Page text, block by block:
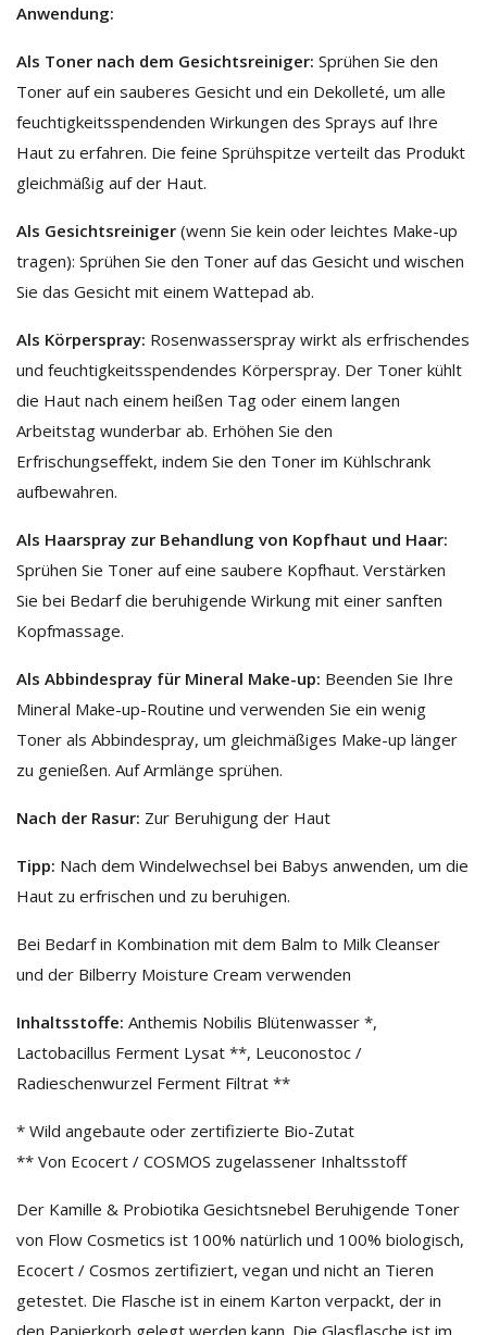
Anwendung:
Als Toner nach dem Gesichtsreiniger: Sprühen Sie den
Toner auf ein sauberes Gesicht und ein Dekolleté, um alle
feuchtigkeitsspendenden Wirkungen des Sprays auf Ihre
Haut zu erfahren. Die feine Sprühspitze verteilt das Produkt
gleichmäßig auf der Haut.
Als Gesichtsreiniger (wenn Sie kein oder leichtes Make-up
tragen): Sprühen Sie den Toner auf das Gesicht und wischen
Sie das Gesicht mit einem Wattepad ab.
Als Körperspray: Rosenwasserspray wirkt als erfrischendes
und feuchtigkeitsspendendes Körperspray. Der Toner kühlt
die Haut nach einem heißen Tag oder einem langen
Arbeitstag wunderbar ab. Erhöhen Sie den
Erfrischungseffekt, indem Sie den Toner im Kühlschrank
aufbewahren.
Als Haarspray zur Behandlung von Kopfhaut und Haar:
Sprühen Sie Toner auf eine saubere Kopfhaut. Verstärken
Sie bei Bedarf die beruhigende Wirkung mit einer sanften
Kopfmassage.
Als Abbindespray für Mineral Make-up: Beenden Sie Ihre
Mineral Make-up-Routine und verwenden Sie ein wenig
Toner als Abbindespray, um gleichmäßiges Make-up länger
zu genießen. Auf Armlänge sprühen.
Nach der Rasur: Zur Beruhigung der Haut
Tipp: Nach dem Windelwechsel bei Babys anwenden, um die
Haut zu erfrischen und zu beruhigen.
Bei Bedarf in Kombination mit dem Balm to Milk Cleanser
und der Bilberry Moisture Cream verwenden
Inhaltsstoffe: Anthemis Nobilis Blütenwasser *,
Lactobacillus Ferment Lysat **, Leuconostoc /
Radieschenwurzel Ferment Filtrat **
* Wild angebaute oder zertifizierte Bio-Zutat
** Von Ecocert / COSMOS zugelassener Inhaltsstoff
Der Kamille & Probiotika Gesichtsnebel Beruhigende Toner
von Flow Cosmetics ist 100% natürlich und 100% biologisch,
Ecocert / Cosmos zertifiziert, vegan und nicht an Tieren
getestet. Die Flasche ist in einem Karton verpackt, der in
den Papierkorb gelegt werden kann. Die Glasflasche ist im